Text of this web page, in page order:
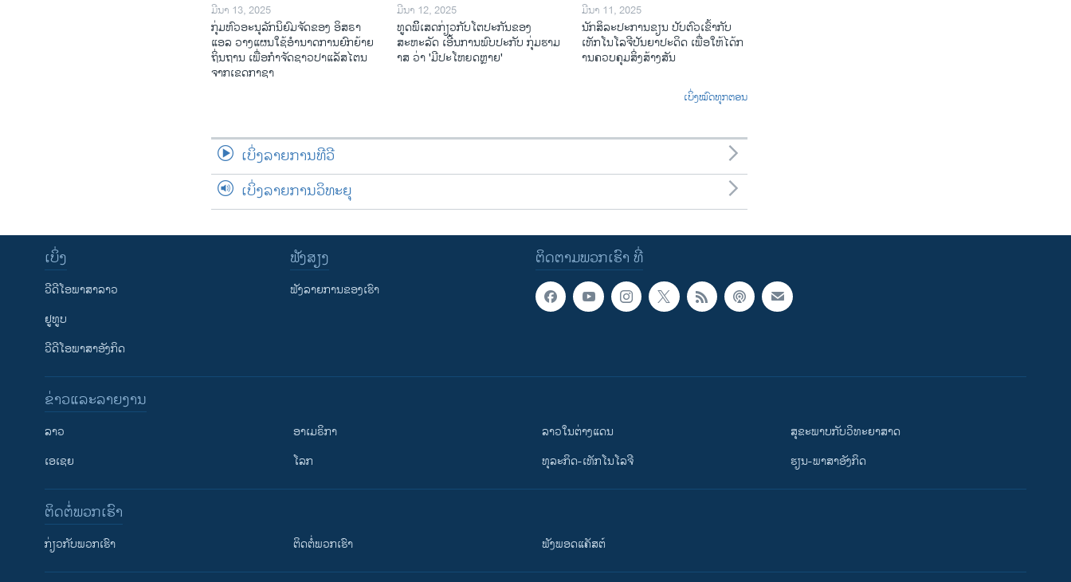
ມີນາ 13, 2025
ກຸ່ມຫົວອະນຸລັກນິຍົມຈັດຂອງ ອິສຣາ
ແອລ ວາງແຜນໃຊ້ອຳນາດການຍົກຍ້າຍ
ຖິ່ນຖານ ເພື່ອກຳຈັດຊາວປາແລັສໄຕນ
ຈາກເຂດກາຊາ
ມີນາ 12, 2025
ທູດພິິເສດກ່ຽວກັບໂຕປະກັນຂອງ
ສະຫະລັດ ເອີ້ນການພົບປະກັບ ກຸ່ມຮາມ
າສ ວ່າ 'ມີປະໂຫຍດຫຼາຍ'
ມີນາ 11, 2025
ນັກ​ສິ​ລະ​ປະ​ການ​ຂຽນ ປັບ​ຕົວ​ເຂົ້າ​ກັບ​
ເທັກ​ໂນ​ໂລ​ຈີ​ປັນ​ຍາ​ປະ​ດິດ ເພື່ອ​ໃຫ້​ໄດ້​ກ​
ານ​ຄວບ​ຄຸມ​ສິ່ງ​ສ້າງ​ສັນ
ເບິ່ງໝົດທຸກຕອນ
ເບິ່ງລາຍການທີວີ
ເບິ່ງລາຍການວິທະຍຸ
ຕິດຕາມພວກເຮົາ ທີ່
ເບິ່ງ
ວີດີໂອພາສາລາວ
ຢູທູບ
ວີດີໂອພາສາອັງກິດ
ຟັງສຽງ
ຟັງລາຍການຂອງເຮົາ
ຂ່າວແລະລາຍງານ
ລາວ
ເອເຊຍ
ອາເມຣິກາ
ໂລກ
ລາວໃນຕ່າງແດນ
ທຸລະກິດ-ເທັກໂນໂລຈີ
ສຸຂະພາບກັບວິທະຍາສາດ
ຮຽນ-ພາສາອັງກິດ
ຕິດຕໍ່ພວກເຮົາ
ກ່ຽວກັບພວກເຮົາ ຕິດຕໍ່ພວກເຮົາ ຟັງພອດແຄັສຕ໌